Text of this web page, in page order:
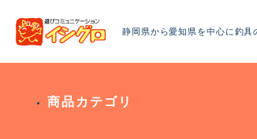
静岡県から愛知県を中心に釣
商品カテゴリ